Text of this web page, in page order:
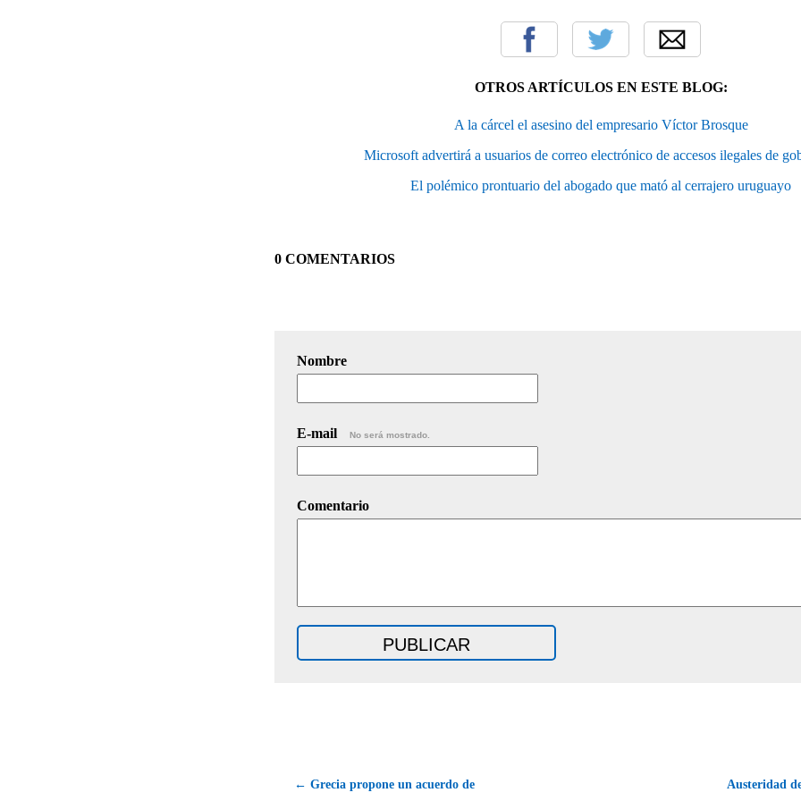
OTROS ARTÍCULOS EN ESTE BLOG:
A la cárcel el asesino del empresario Víctor Brosque
Microsoft advertirá a usuarios de correo electrónico de accesos ilegales de
El polémico prontuario del abogado que mató al cerrajero uruguayo
0 COMENTARIOS
Nombre
E-mail No será mostrado.
Comentario
← Grecia propone un acuerdo de Austeridad